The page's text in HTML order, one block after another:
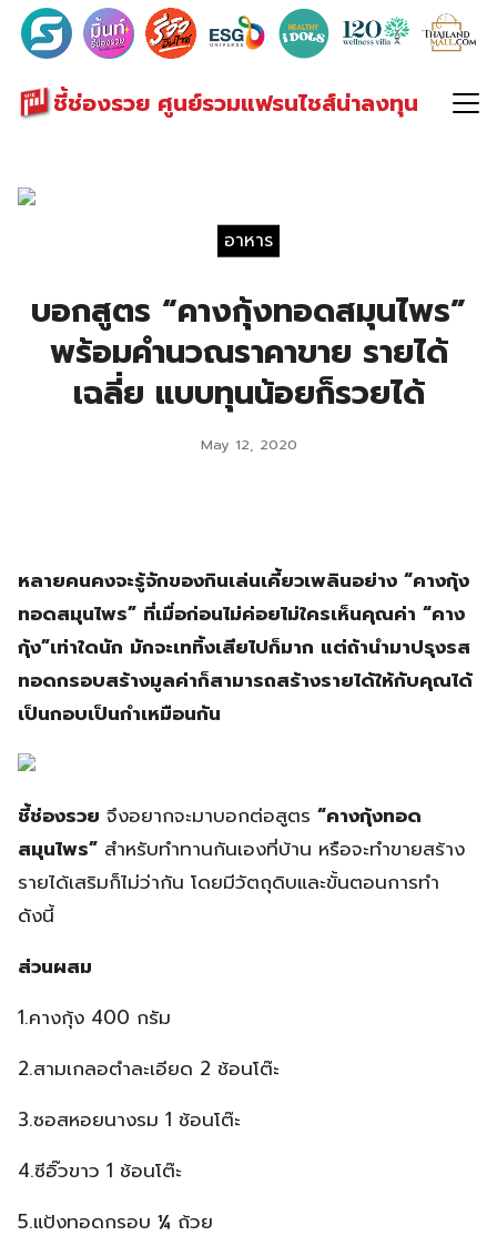
ชี้ช่องรวย ศูนย์รวมแฟรนไชส์น่าลงทุน
Search
for:
อาหาร
บอกสูตร “คางกุ้งทอดสมุนไพร”
พร้อมคำนวณราคาขาย รายได้
เฉลี่ย แบบทุนน้อยก็รวยได้
May 12, 2020
หลายคนคงจะรู้จักของกินเล่นเคี้ยวเพลินอย่าง “คางกุ้ง
ทอดสมุนไพร” ที่เมื่อก่อนไม่ค่อยไม่ใครเห็นคุณค่า “คาง
กุ้ง”เท่าใดนัก มักจะเททิ้งเสียไปก็มาก แต่ถ้านำมาปรุงรส
ทอดกรอบสร้างมูลค่าก็สามารถสร้างรายได้ให้กับคุณได้
เป็นกอบเป็นกำเหมือนกัน
ชี้ช่องรวย จึงอยากจะมาบอกต่อสูตร “คางกุ้งทอด
สมุนไพร” สำหรับทำทานกันเองที่บ้าน หรือจะทำขายสร้าง
รายได้เสริมก็ไม่ว่ากัน โดยมีวัตถุดิบและขั้นตอนการทำ
ดังนี้
ส่วนผสม
1.คางกุ้ง 400 กรัม
2.สามเกลอตำละเอียด 2 ช้อนโต๊ะ
3.ซอสหอยนางรม 1 ช้อนโต๊ะ
4.ซีอิ๊วขาว 1 ช้อนโต๊ะ
5.แป้งทอดกรอบ ¼ ถ้วย